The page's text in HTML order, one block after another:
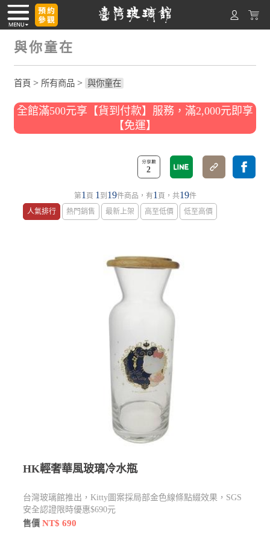
與你童在
首頁 > 所有商品 > 與你童在
全館滿500元享【貨到付款】服務，滿2,000元即享
【免運】
2
第1 頁 1 到 19件商品，有1 頁，共19件
人氣排行
熱門銷售 最新上架 高至低價 低至高價
HK輕奢華風玻璃冷水瓶
台灣玻璃館推出 ，Kitty圖案採局部金色線條點綴效果，SGS
安全認證限時優惠$690元
售價NT$ 690